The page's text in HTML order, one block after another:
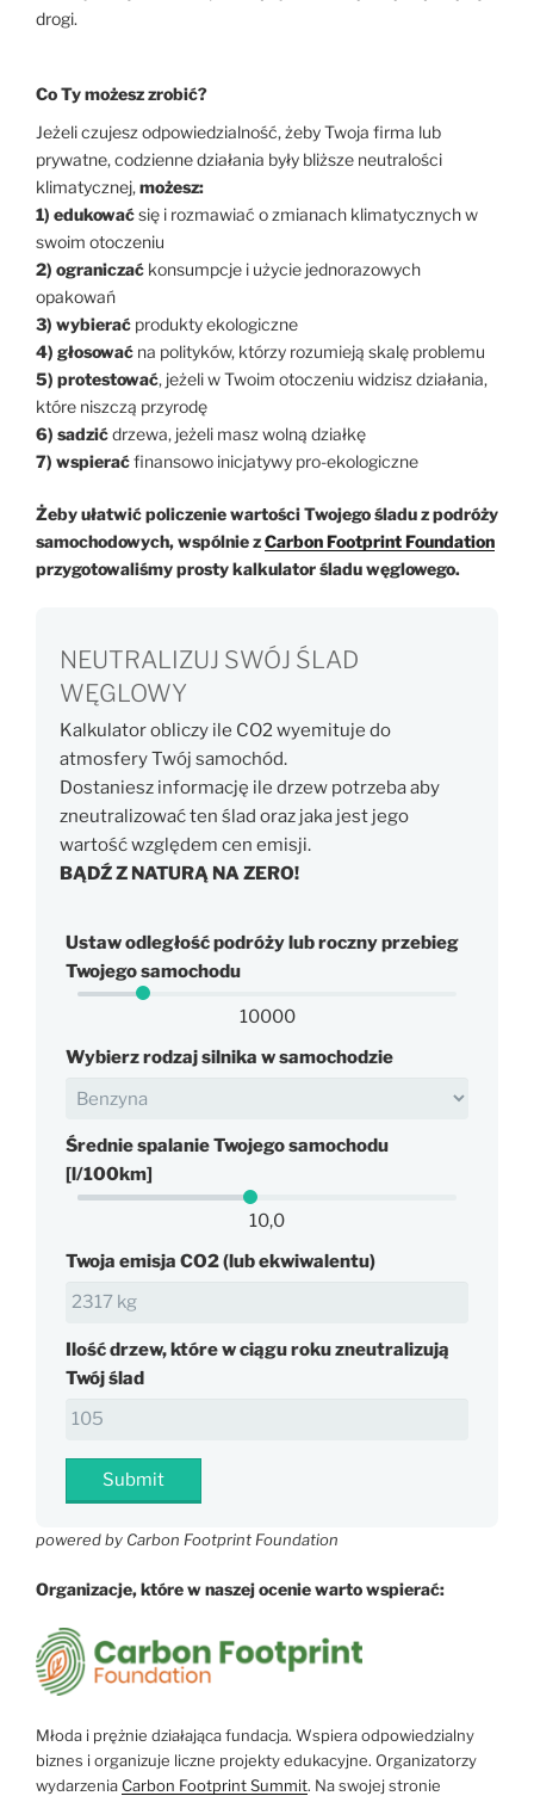
drogi.
Co Ty możesz zrobić?
Jeżeli czujesz odpowiedzialność, żeby Twoja firma lub
prywatne, codzienne działania były bliższe neutralości
klimatycznej,możesz:
1) edukowaćsię i rozmawiać o zmianach klimatycznych w
swoim otoczeniu
2) ograniczać konsumpcje i użycie jednorazowych
opakowań
3) wybierać produkty ekologiczne
4) głosować na polityków, którzy rozumieją skalę problemu
5) protestować, jeżeli w Twoim otoczeniu widzisz działania,
które niszczą przyrodę
6) sadzićdrzewa, jeżeli masz wolną działkę
7) wspieraćfinansowo inicjatywy pro-ekologiczne
Żeby ułatwić policzenie wartości Twojego śladu z podróży
samochodowych, wspólnie zCarbon Footprint Foundation
przygotowaliśmy prosty kalkulator śladu węglowego.
NEUTRALIZUJ SWÓJ ŚLAD
WĘGLOWY
Kalkulator obliczy ile CO2 wyemituje do
atmosfery Twój samochód.
Dostaniesz informację ile drzew potrzeba aby
zneutralizować ten ślad oraz jaka jest jego
wartość względem cen emisji.
BĄDŹ Z NATURĄ NA ZERO!
Ustaw odległość podróży lub roczny przebieg
Twojego samochodu
10000
Wybierz rodzaj silnika w samochodzie
Średnie spalanie Twojego samochodu
[l/100km]
10,0
Twoja emisja CO2 (lub ekwiwalentu)
Ilość drzew, które w ciągu roku zneutralizują
Twój ślad
Submit
powered by Carbon Footprint Foundation
Organizacje, które w naszej ocenie warto wspierać:
Młoda i prężnie działająca fundacja. Wspiera odpowiedzialny
biznes i organizuje liczne projekty edukacyjne. Organizatorzy
wydarzeniaCarbon Footprint Summit. Na swojej stronie